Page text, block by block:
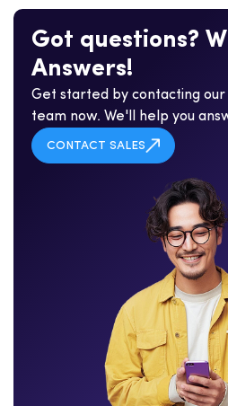
Got questions? W
Answers!
Get started by contacting
team now. We'll help you
CONTACT SALES